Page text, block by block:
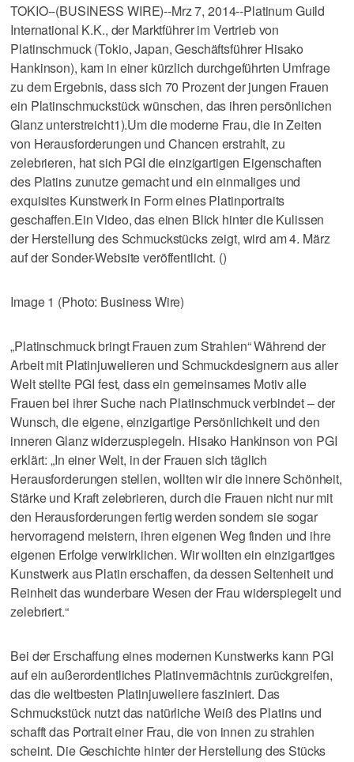
TOKIO--(BUSINESS WIRE)--Mrz 7, 2014--Platinum Guild
International K.K., der Marktführer im Vertrieb von
Platinschmuck (Tokio, Japan, Geschäftsführer Hisako
Hankinson), kam in einer kürzlich durchgeführten Umfrage
zu dem Ergebnis, dass sich 70 Prozent der jungen Frauen
ein Platinschmuckstück wünschen, das ihren persönlichen
Glanz unterstreicht1).Um die moderne Frau, die in Zeiten
von Herausforderungen und Chancen erstrahlt, zu
zelebrieren, hat sich PGI die einzigartigen Eigenschaften
des Platins zunutze gemacht und ein einmaliges und
exquisites Kunstwerk in Form eines Platinportraits
geschaffen.Ein Video, das einen Blick hinter die Kulissen
der Herstellung des Schmuckstücks zeigt, wird am 4. März
auf der Sonder-Website veröffentlicht. ()
Image 1 (Photo: Business Wire)
„Platinschmuck bringt Frauen zum Strahlen“ Während der
Arbeit mit Platinjuwelieren und Schmuckdesignern aus aller
Welt stellte PGI fest, dass ein gemeinsames Motiv alle
Frauen bei ihrer Suche nach Platinschmuck verbindet – der
Wunsch, die eigene, einzigartige Persönlichkeit und den
inneren Glanz widerzuspiegeln. Hisako Hankinson von PGI
erklärt: „In einer Welt, in der Frauen sich täglich
Herausforderungen stellen, wollten wir die innere Schönheit,
Stärke und Kraft zelebrieren, durch die Frauen nicht nur mit
den Herausforderungen fertig werden sondern sie sogar
hervorragend meistern, ihren eigenen Weg finden und ihre
eigenen Erfolge verwirklichen. Wir wollten ein einzigartiges
Kunstwerk aus Platin erschaffen, da dessen Seltenheit und
Reinheit das wunderbare Wesen der Frau widerspiegelt und
zelebriert.“
Bei der Erschaffung eines modernen Kunstwerks kann PGI
auf ein außerordentliches Platinvermächtnis zurückgreifen,
das die weltbesten Platinjuweliere fasziniert. Das
Schmuckstück nutzt das natürliche Weiß des Platins und
schafft das Portrait einer Frau, die von innen zu strahlen
scheint. Die Geschichte hinter der Herstellung des Stücks